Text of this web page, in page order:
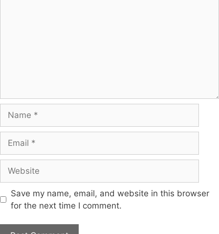
Save my name, email, and website in this browser
for the next time I comment.